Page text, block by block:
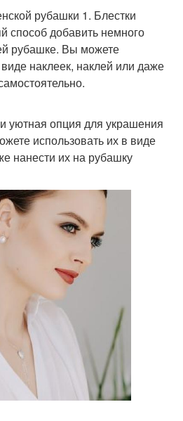
рубашки 1. Блестки
способ добавить немного
рубашке. Вы можете
наклеек, наклей или даже
уютная опция для украшения
использовать их в виде
нанести их на рубашку